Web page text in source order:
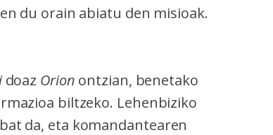
du orain abiatu den misioak.
doaz Orion ontzian, benetako
biltzeko. Lehenbiziko
da, eta komandantearen